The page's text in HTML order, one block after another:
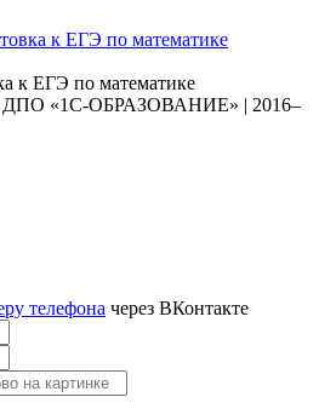
к ЕГЭ по математике
«1С-ОБРАЗОВАНИЕ» | 2016–
телефона через ВКонтакте